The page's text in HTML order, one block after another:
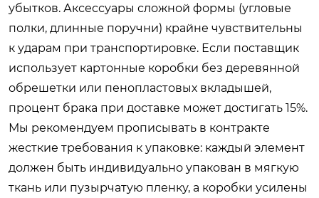
убытков. Аксессуары сложной формы (угловые
полки, длинные поручни) крайне чувствительны
к ударам при транспортировке. Если поставщик
использует картонные коробки без деревянной
обрешетки или пенопластовых вкладышей,
процент брака при доставке может достигать 15%.
Мы рекомендуем прописывать в контракте
жесткие требования к упаковке: каждый элемент
должен быть индивидуально упакован в мягкую
ткань или пузырчатую пленку, а коробки усилены